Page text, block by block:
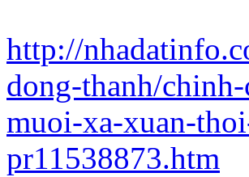
http://
dong-thanh/
muoi-xa-xuan-
pr11538873.htm